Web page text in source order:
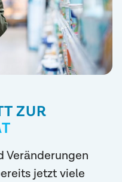
ZUR
Veränderungen
jetzt viele